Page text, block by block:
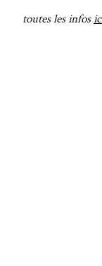
toutes les infos